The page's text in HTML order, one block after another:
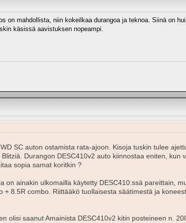
on mahdollista, niin kokeilkaa durangoa ja teknoa. Siinä on
käsissä aavistuksen nopeampi.
SC auton ostamista rata-ajoon. Kisoja tuskin tulee
Durangon DESC410v2 auto kiinnostaa eniten, kun
sopia samat koritkin ?
on ainakin ulkomailla käytetty DESC410:ssä pareittain,
+ 8.5R combo. Riittääkö tuollaisesta säätimestä ja
olisi saanut Amainista DESC410v2 kitin posteineen n.